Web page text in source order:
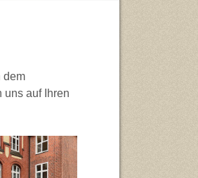
dem
uns auf Ihren